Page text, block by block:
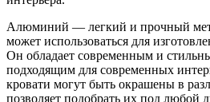
Алюминий — легкий и прочный
может использоваться для
Он обладает современным и
подходящим для современных
кровати могут быть окрашены в
позволяет подобрать их под любой